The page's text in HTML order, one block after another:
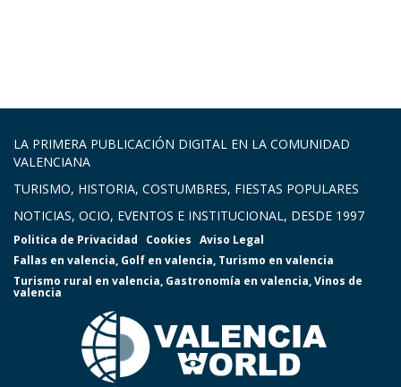
LA PRIMERA PUBLICACIÓN DIGITAL EN LA COMUNIDAD
VALENCIANA
TURISMO, HISTORIA, COSTUMBRES, FIESTAS POPULARES
NOTICIAS, OCIO, EVENTOS E INSTITUCIONAL, DESDE 1997
Politica de Privacidad Cookies Aviso Legal
Fallas en valencia, Golf en valencia, Turismo en valencia
Turismo rural en valencia, Gastronomía en valencia,Vinos de
valencia